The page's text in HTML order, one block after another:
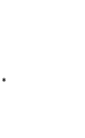
*Erforderlich